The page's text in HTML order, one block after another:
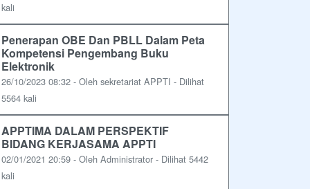
kali
Penerapan OBE Dan PBLL Dalam Peta
Kompetensi Pengembang Buku
Elektronik
26/10/2023 08:32 - Oleh sekretariat APPTI - Dilihat
5564 kali
APPTIMA DALAM PERSPEKTIF
BIDANG KERJASAMA APPTI
02/01/2021 20:59 - Oleh Administrator - Dilihat 5442
kali